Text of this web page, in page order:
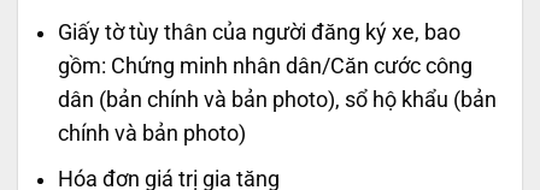
Giấy tờ tùy thân của người đăng ký xe, bao
gồm: Chứng minh nhân dân/Căn cước công
dân (bản chính và bản photo), sổ hộ khẩu (bản
chính và bản photo)
Hóa đơn giá trị gia tăng